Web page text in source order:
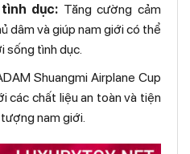
dục: Tăng cường cảm
dâm và giúp nam giới có thể
sống tình dục.
Shuangmi Airplane Cup
các chất liệu an toàn và tiện
nam giới.